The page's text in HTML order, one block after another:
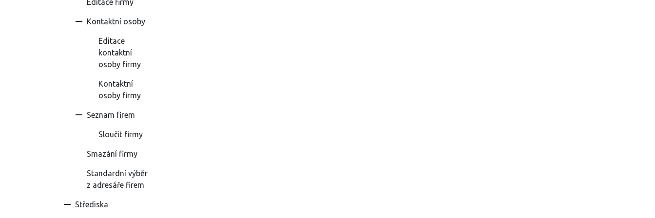
Editace firmy
Kontaktní osoby
Editace
kontaktní
osoby firmy
Kontaktní
osoby firmy
Seznam firem
Sloučit firmy
Smazání firmy
Standardní výběr
z adresáře firem
Střediska